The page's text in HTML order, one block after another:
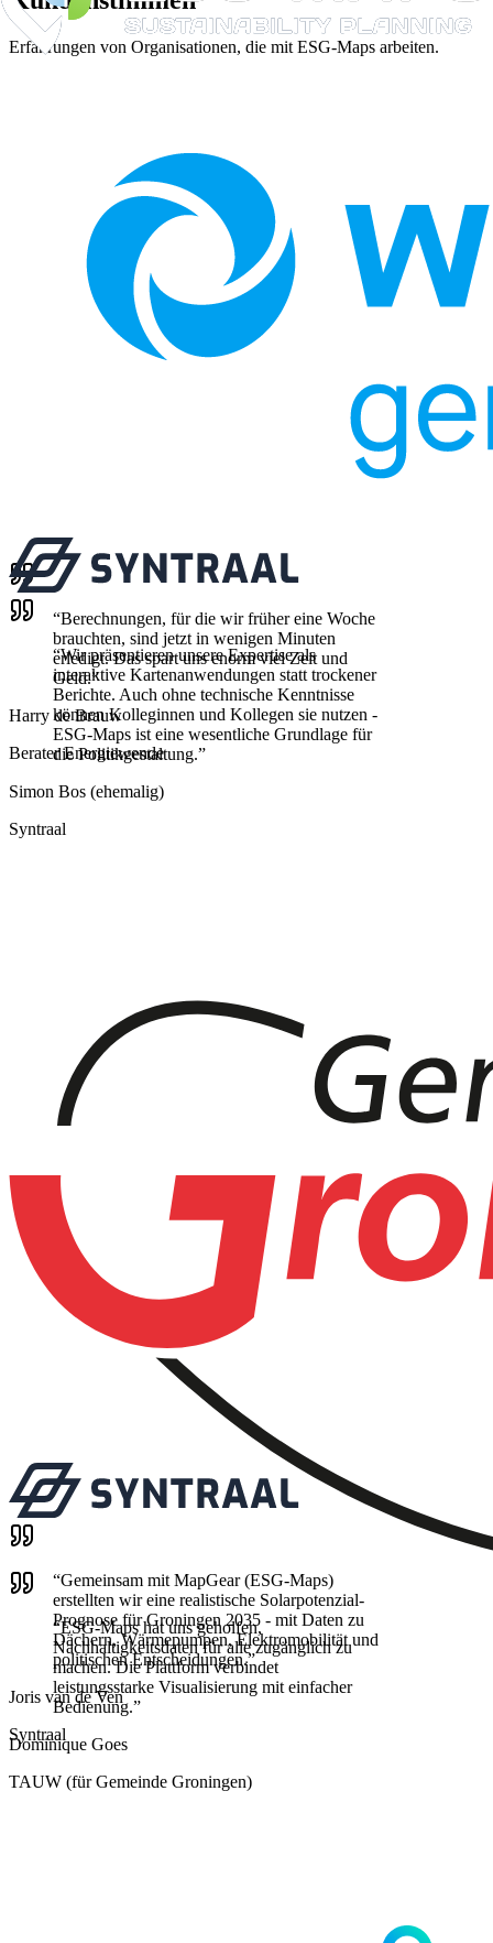
Erfahrungen von Organisationen, die mit ESG-Maps arbeiten.
“Berechnungen, für die wir früher eine Woche
brauchten, sind jetzt in wenigen Minuten
erledigt. Das spart uns enorm viel Zeit und
Geld.”
Harry de Brauw
Berater Energiewende
“Wir präsentieren unsere Expertise als
interaktive Kartenanwendungen statt trockener
Berichte. Auch ohne technische Kenntnisse
können Kolleginnen und Kollegen sie nutzen -
ESG-Maps ist eine wesentliche Grundlage für
die Politikgestaltung.”
Simon Bos (ehemalig)
Syntraal
“ESG-Maps hat uns geholfen,
Nachhaltigkeitsdaten für alle zugänglich zu
machen. Die Plattform verbindet
leistungsstarke Visualisierung mit einfacher
Bedienung.”
Dominique Goes
TAUW (für Gemeinde Groningen)
“Gemeinsam mit MapGear (ESG-Maps)
erstellten wir eine realistische Solarpotenzial-
Prognose für Groningen 2035 - mit Daten zu
Dächern, Wärmepumpen, Elektromobilität und
politischen Entscheidungen.”
Joris van de Ven
Syntraal